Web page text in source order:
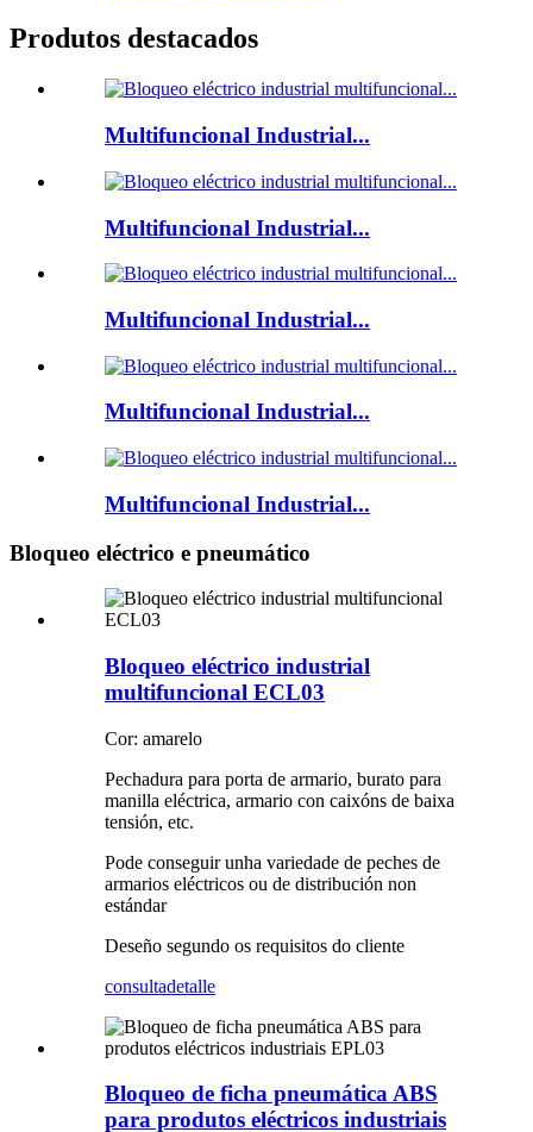
Produtos destacados
Multifuncional Industrial...
Multifuncional Industrial...
Multifuncional Industrial...
Multifuncional Industrial...
Multifuncional Industrial...
Bloqueo eléctrico e pneumático
Bloqueo eléctrico industrial
multifuncional ECL03
Cor: amarelo
Pechadura para porta de armario, burato para
manilla eléctrica, armario con caixóns de baixa
tensión, etc.
Pode conseguir unha variedade de peches de
armarios eléctricos ou de distribución non
estándar
Deseño segundo os requisitos do cliente
consultadetalle
Bloqueo de ficha pneumática ABS
para produtos eléctricos industriais